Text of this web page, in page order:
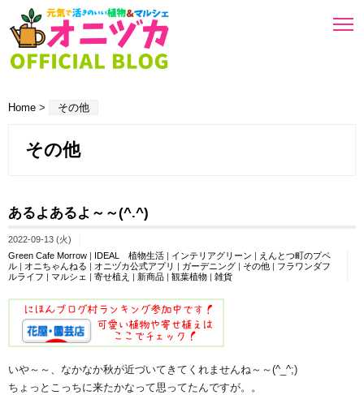
Home > その他
その他
あるよあるよ～～(^.^)
2022-09-13 (火)
Green Cafe Morrow | IDEAL 植物生活 | インテリアグリーン | えんとつ町のプペ
ル | オニちゃんねる | オニヅカ公式アプリ | ガーデニング | その他 | フラワンダフ
ルライフ | マルシェ | 寄せ植え | 新商品 | 観葉植物 | 雑貨
いや～～、なかなか秋が近づいてきてくれませんね～～(^_^;)
ちょっとこっちに来たかなって思ってたんですが。。